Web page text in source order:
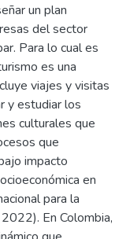
un plan
del sector
Para lo cual es
es una
viajes y visitas
y estudiar los
culturales que
que
impacto
en
para la
En Colombia,